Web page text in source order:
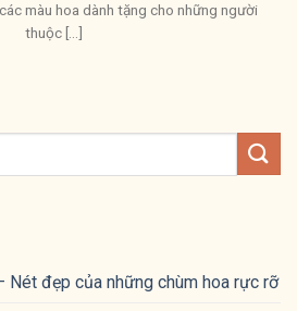
màu hoa dành tặng cho những người
thuộc [...]
Nét đẹp của những chùm hoa rực rỡ